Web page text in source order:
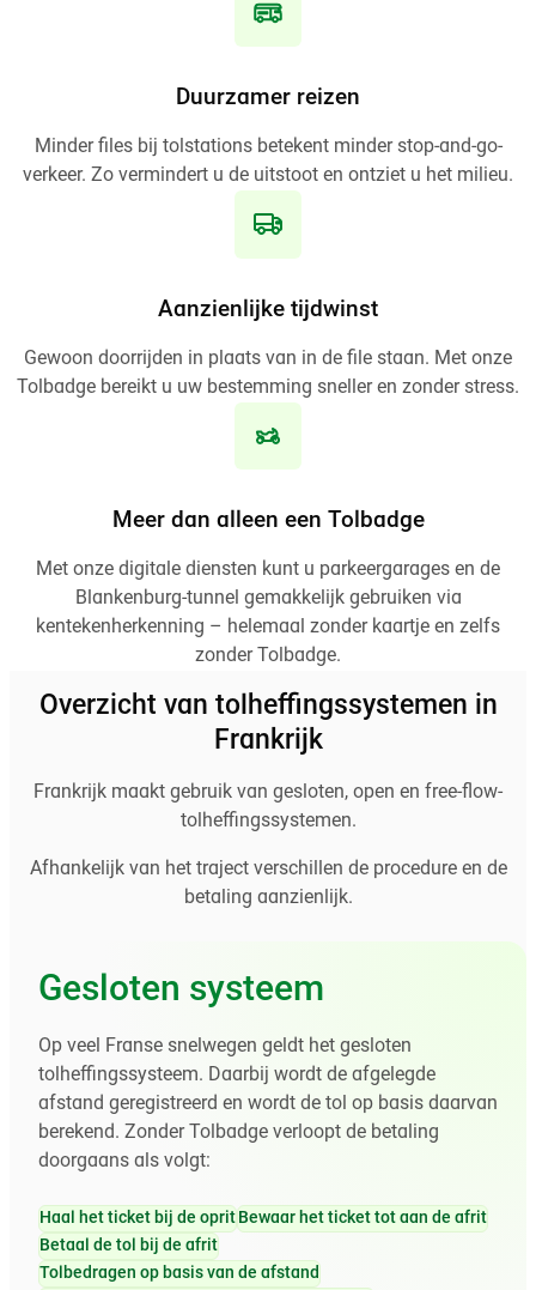
Duurzamer reizen
Minder files bij tolstations betekent minder stop-and-go-
verkeer. Zo vermindert u de uitstoot en ontziet u het milieu.
Aanzienlijke tijdwinst
Gewoon doorrijden in plaats van in de file staan. Met onze
Tolbadge bereikt u uw bestemming sneller en zonder stress.
Meer dan alleen een Tolbadge
Met onze digitale diensten kunt u parkeergarages en de
Blankenburg-tunnel gemakkelijk gebruiken via
kentekenherkenning – helemaal zonder kaartje en zelfs
zonder Tolbadge.
Overzicht van tolheffingssystemen in
Frankrijk
Frankrijk maakt gebruik van gesloten, open en free-flow-
tolheffingssystemen.
Afhankelijk van het traject verschillen de procedure en de
betaling aanzienlijk.
Gesloten systeem
Op veel Franse snelwegen geldt het gesloten
tolheffingssysteem. Daarbij wordt de afgelegde
afstand geregistreerd en wordt de tol op basis daarvan
berekend. Zonder Tolbadge verloopt de betaling
doorgaans als volgt:
Haal het ticket bij de oprit Bewaar het ticket tot aan de afrit
Betaal de tol bij de afrit
Tolbedragen op basis van de afstand